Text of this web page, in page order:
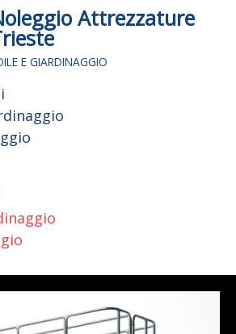
Attrezzature
E GIARDINAGGIO